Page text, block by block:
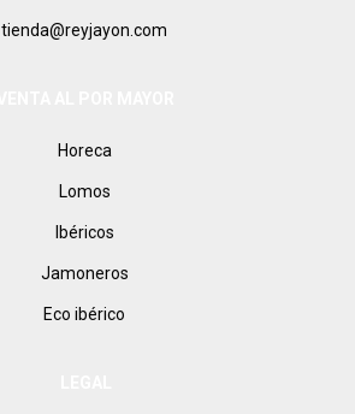
tienda@reyjayon.com
Horeca
Lomos
Ibéricos
Jamoneros
Eco ibérico